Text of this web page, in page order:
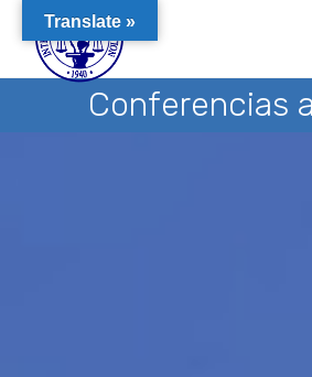
Conferencias
Translate »